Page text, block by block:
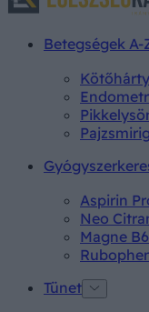
Betegségek A-
Aspirin
Neo
Magne
Tünet